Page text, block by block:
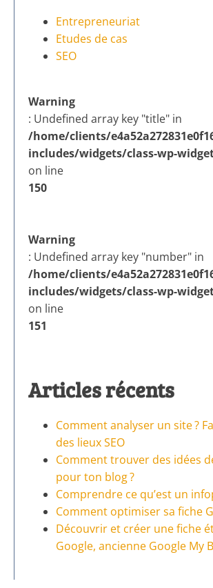
Entrepreneuriat
Etudes de cas
SEO
Warning
: Undefined array key "title" in
/home/clients/
includes/widgets/class-wp-
on line
150
Warning
: Undefined array key "number" in
/home/clients/
includes/widgets/class-wp-
on line
151
Articles récents
Comment analyser un site ?
des lieux SEO
Comment trouver des idées
pour ton blog ?
Comprendre ce qu’est un
Comment optimiser sa fiche
Découvrir et créer une fiche
Google, ancienne Google My